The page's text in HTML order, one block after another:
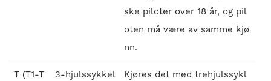
ske piloter over 18 år, og pil
oten må være av samme kjø
nn.
T (T1-T
3-hjulssykkel
Kjøres det med trehjulssykl